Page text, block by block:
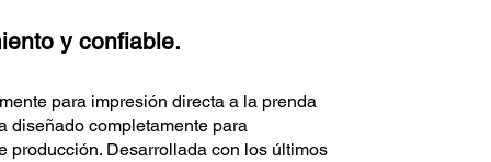
y confiable.
para impresión directa a la prenda
diseñado completamente para
producción. Desarrollada con los últimos